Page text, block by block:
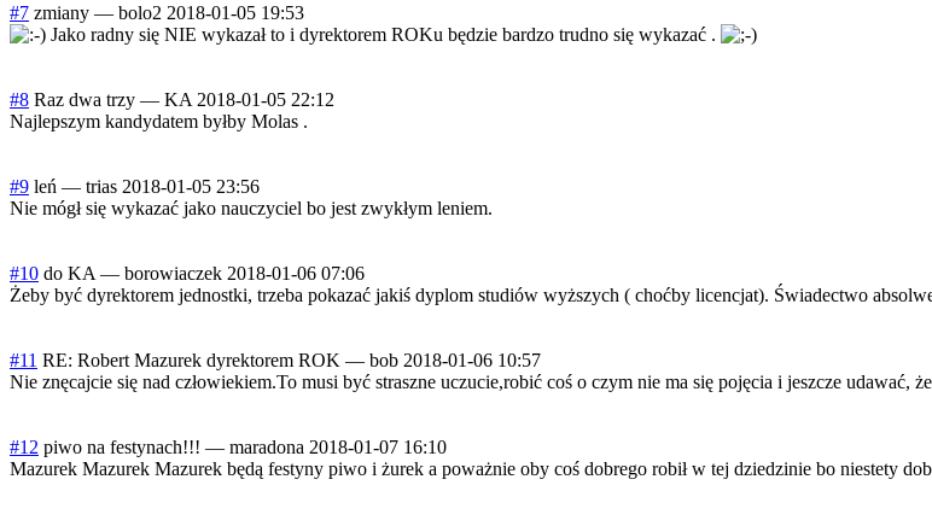
#7 zmiany — bolo2 2018-01-05 19:53
Jako radny się NIE wykazał to i dyrektorem ROKu będzie bardzo trudno się wykazać .
#8 Raz dwa trzy — KA 2018-01-05 22:12
Najlepszym kandydatem byłby Molas .
#9 leń — trias 2018-01-05 23:56
Nie mógł się wykazać jako nauczyciel bo jest zwykłym leniem.
#10 do KA — borowiaczek 2018-01-06 07:06
Żeby być dyrektorem jednostki, trzeba pokazać jakiś dyplom studiów wyższych ( choćby licencjat). Świadectwo
#11 RE: Robert Mazurek dyrektorem ROK — bob 2018-01-06 10:57
Nie znęcajcie się nad człowiekiem.To musi być straszne uczucie,robić coś o czym nie ma się pojęcia i jeszcze udawać,
#12 piwo na festynach!!! — maradona 2018-01-07 16:10
Mazurek Mazurek Mazurek będą festyny piwo i żurek a poważnie oby coś dobrego robił w tej dziedzinie bo niestety